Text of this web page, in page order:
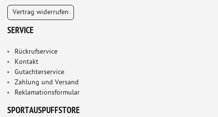
Vertrag widerrufen
SERVICE
Rückrufservice
Kontakt
Gutachterservice
Zahlung und Versand
Reklamationsformular
SPORTAUSPUFFSTORE